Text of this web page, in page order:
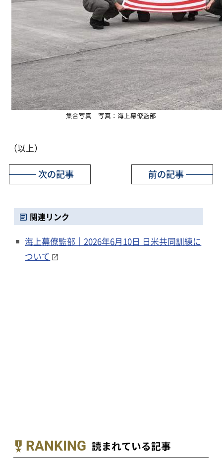
集合写真 写真：海上幕僚監部
（以上）
前の記事
次の記事
関連リンク
海上幕僚監部｜2026年6月10日 日米共同訓練に
ついて
RANKING 読まれている記事